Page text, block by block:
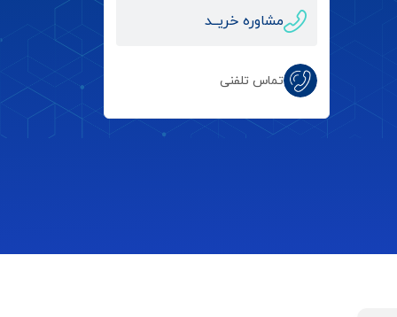
مشاوره خریــد
تماس تلفنی